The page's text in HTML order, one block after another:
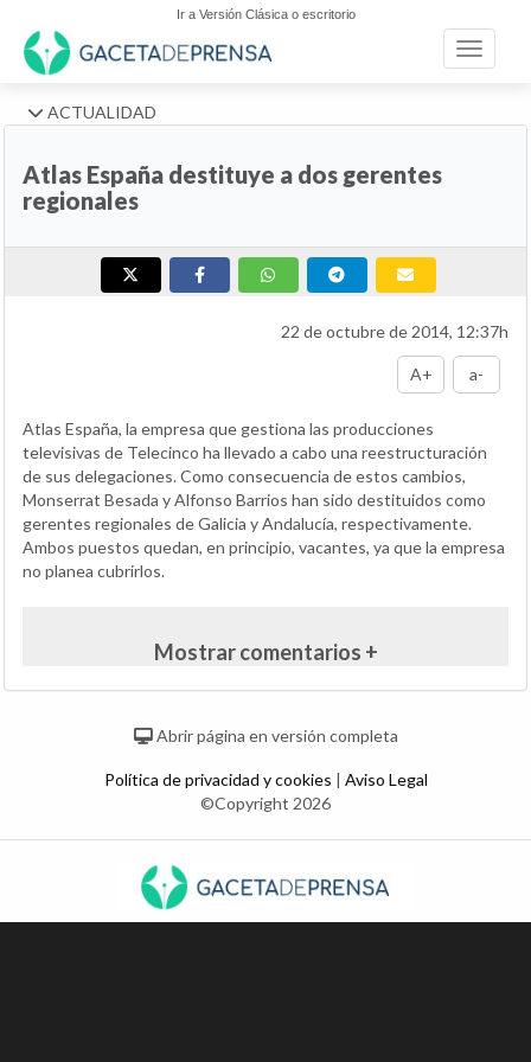
Ir a Versión Clásica o escritorio
Toggle
ACTUALIDAD
Atlas España destituye a dos gerentes
regionales
22 de octubre de 2014, 12:37h
A+ a-
Atlas España, la empresa que gestiona las producciones
televisivas de Telecinco ha llevado a cabo una reestructuración
de sus delegaciones. Como consecuencia de estos cambios,
Monserrat Besada y Alfonso Barrios han sido destituidos como
gerentes regionales de Galicia y Andalucía, respectivamente.
Ambos puestos quedan, en principio, vacantes, ya que la empresa
no planea cubrirlos.
Mostrar comentarios +
Abrir página en versión completa
Política de privacidad y cookies | Aviso Legal
©Copyright 2026